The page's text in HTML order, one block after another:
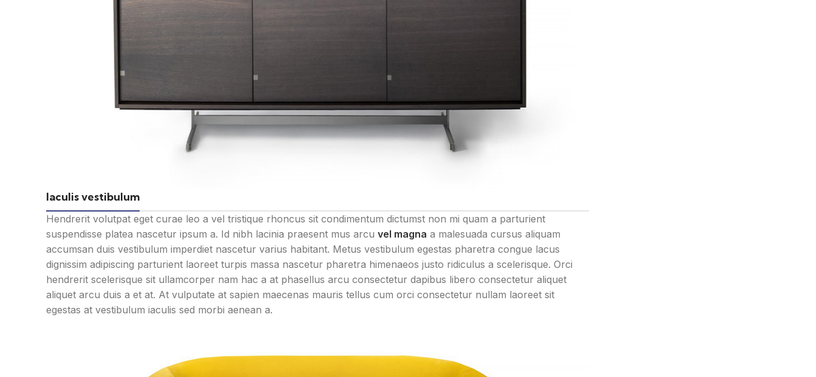
Iaculis vestibulum
Hendrerit volutpat eget curae leo a vel tristique rhoncus sit condimentum dictumst non mi quam a parturient
suspendisse platea nascetur ipsum a. Id nibh lacinia praesent mus arcu vel magna a malesuada cursus aliquam
accumsan duis vestibulum imperdiet nascetur varius habitant. Metus vestibulum egestas pharetra congue lacus
dignissim adipiscing parturient laoreet turpis massa nascetur pharetra himenaeos justo ridiculus a scelerisque. Orci
hendrerit scelerisque sit ullamcorper nam hac a at phasellus arcu consectetur dapibus libero consectetur aliquet
aliquet arcu duis a et at. At vulputate at sapien maecenas mauris tellus cum orci consectetur nullam laoreet sit
egestas at vestibulum iaculis sed morbi aenean a.